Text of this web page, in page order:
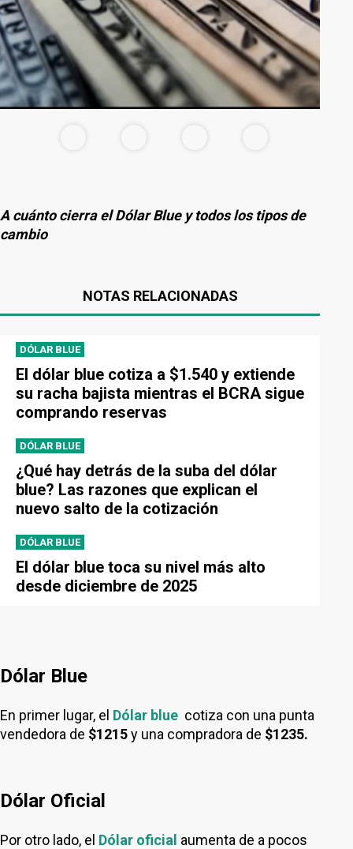
A cuánto cierra el Dólar Blue y todos los tipos de
cambio
NOTAS RELACIONADAS
DÓLAR BLUE
El dólar blue cotiza a $1.540 y extiende
su racha bajista mientras el BCRA sigue
comprando reservas
DÓLAR BLUE
¿Qué hay detrás de la suba del dólar
blue? Las razones que explican el
nuevo salto de la cotización
DÓLAR BLUE
El dólar blue toca su nivel más alto
desde diciembre de 2025
Dólar Blue
En primer lugar, el Dólar blue cotiza con una punta
vendedora de $1215y una compradora de $1235.
Dólar Oficial
Por otro lado, el Dólar oficial aumenta de a pocos